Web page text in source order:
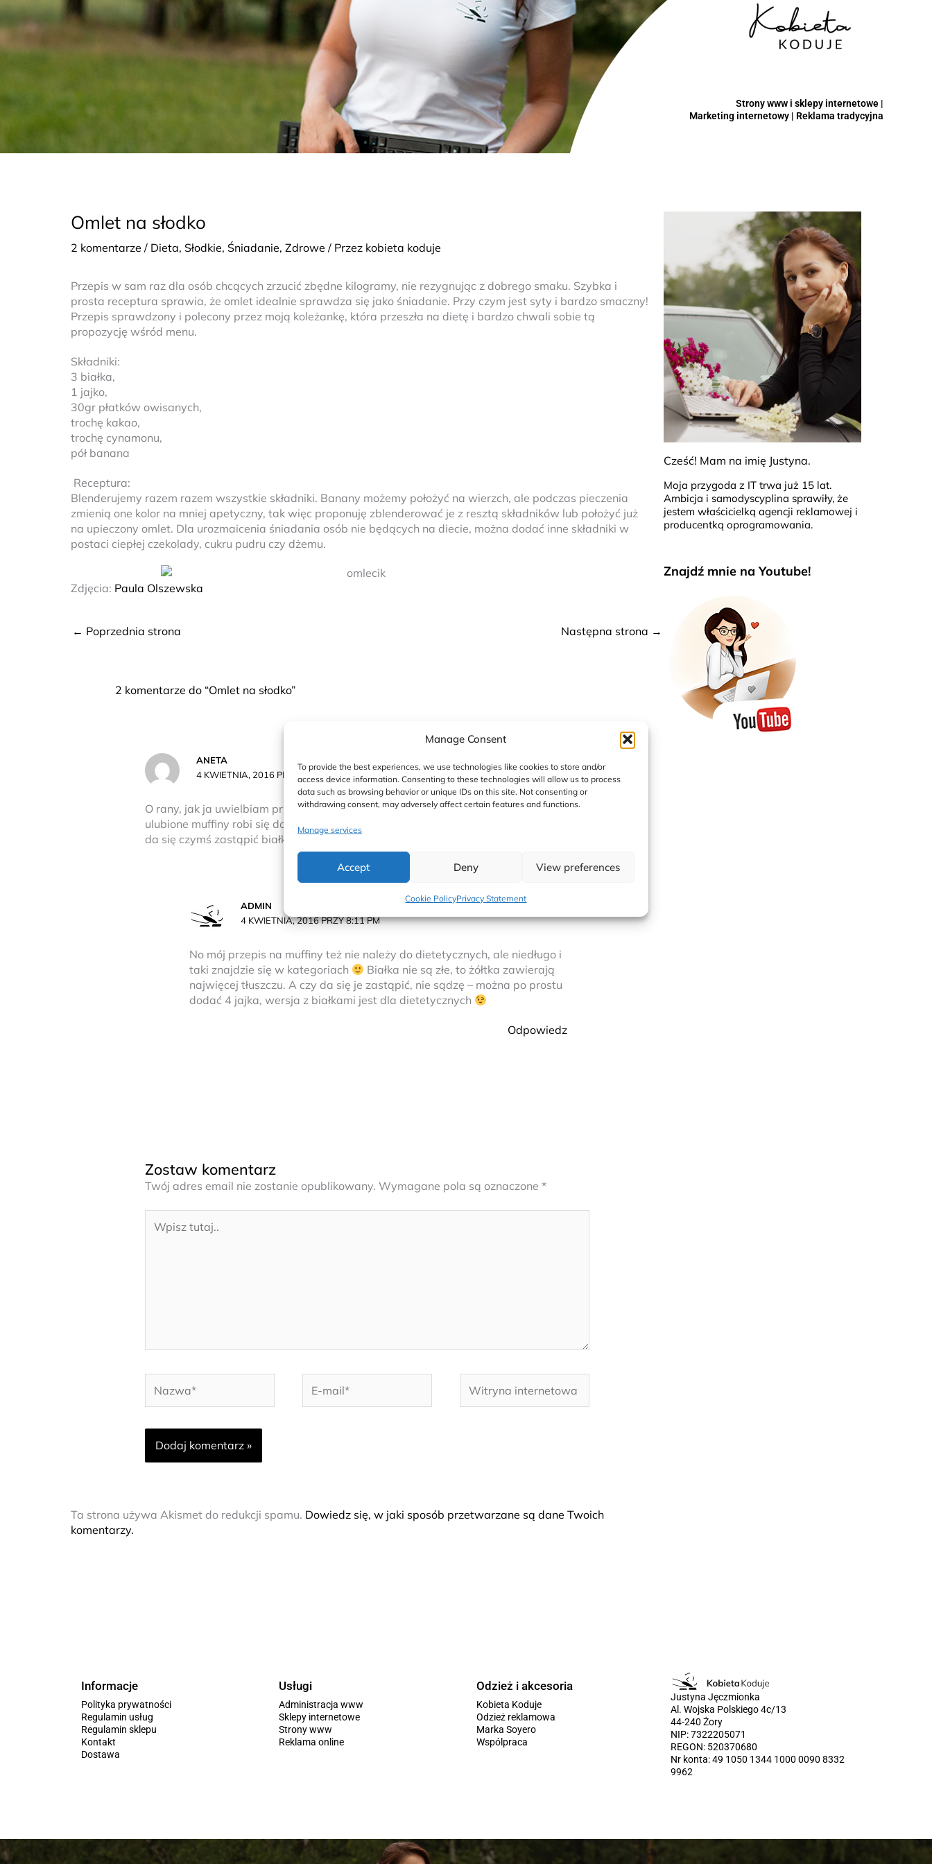
Manage Consent
To provide the best experiences, we use technologies like cookies to store and/or
access device information. Consenting to these technologies will allow us to process
data such as browsing behavior or unique IDs on this site. Not consenting or
withdrawing consent, may adversely affect certain features and functions.
Manage services
Accept Deny View preferences
Cookie PolicyPrivacy Statement
Strony www i sklepy internetowe |
Marketing internetowy | Reklama tradycyjna
Omlet na słodko
2 komentarze / Dieta, Słodkie, Śniadanie, Zdrowe / Przez kobieta koduje
Przepis w sam raz dla osób chcących zrzucić zbędne kilogramy, nie rezygnując z dobrego smaku. Szybka i
prosta receptura sprawia, że omlet idealnie sprawdza się jako śniadanie. Przy czym jest syty i bardzo smaczny!
Przepis sprawdzony i polecony przez moją koleżankę, która przeszła na dietę i bardzo chwali sobie tą
propozycję wśród menu.
Składniki:
3 białka,
1 jajko,
30gr płatków owisanych,
trochę kakao,
trochę cynamonu,
pół banana
Receptura:
Blenderujemy razem razem wszystkie składniki. Banany możemy położyć na wierzch, ale podczas pieczenia
zmienią one kolor na mniej apetyczny, tak więc proponuję zblenderować je z resztą składników lub położyć już
na upieczony omlet. Dla urozmaicenia śniadania osób nie będących na diecie, można dodać inne składniki w
postaci ciepłej czekolady, cukru pudru czy dżemu.
Zdjęcia: Paula Olszewska
← Poprzednia strona Następna strona →
2 komentarze do “Omlet na słodko”
ANETA
4 KWIETNIA, 2016 PRZY 7:48 PM
O rany, jak ja uwielbiam przepisy „wszystko jeb do michy i zmiksuj” hahahaha
Moje
ulubione muffiny robi się dokładnie w taki sposób, choć dietetyczne to one nie są
da się czymś zastąpić białka?
Odpowiedz
ADMIN
4 KWIETNIA, 2016 PRZY 8:11 PM
No mój przepis na muffiny też nie należy do dietetycznych, ale niedługo i
taki znajdzie się w kategoriach
Białka nie są złe, to żółtka zawierają
najwięcej tłuszczu. A czy da się je zastąpić, nie sądzę – można po prostu
dodać 4 jajka, wersja z białkami jest dla dietetycznych
Odpowiedz
Zostaw komentarz
Twój adres email nie zostanie opublikowany. Wymagane pola są oznaczone *
tutaj..
mail*
internetowa
Ta strona używa Akismet do redukcji spamu. Dowiedz się, w jaki sposób przetwarzane są dane Twoich
komentarzy.
Cześć! Mam na imię Justyna.
Moja przygoda z IT trwa już 15 lat.
Ambicja i samodyscyplina sprawiły, że
jestem właścicielką agencji reklamowej i
producentką oprogramowania.
Znajdź mnie na Youtube!
Informacje
Polityka prywatności
Regulamin usług
Regulamin sklepu
Kontakt
Dostawa
Usługi
Administracja www
Sklepy internetowe
Strony www
Reklama online
Odzież i akcesoria
Kobieta Koduje
Odzież reklamowa
Marka Soyero
Wspólpraca
Justyna Jęczmionka
Al. Wojska Polskiego 4c/13
44-240 Żory
NIP: 7322205071
REGON: 520370680
Nr konta: 49 1050 1344 1000 0090 8332
9962